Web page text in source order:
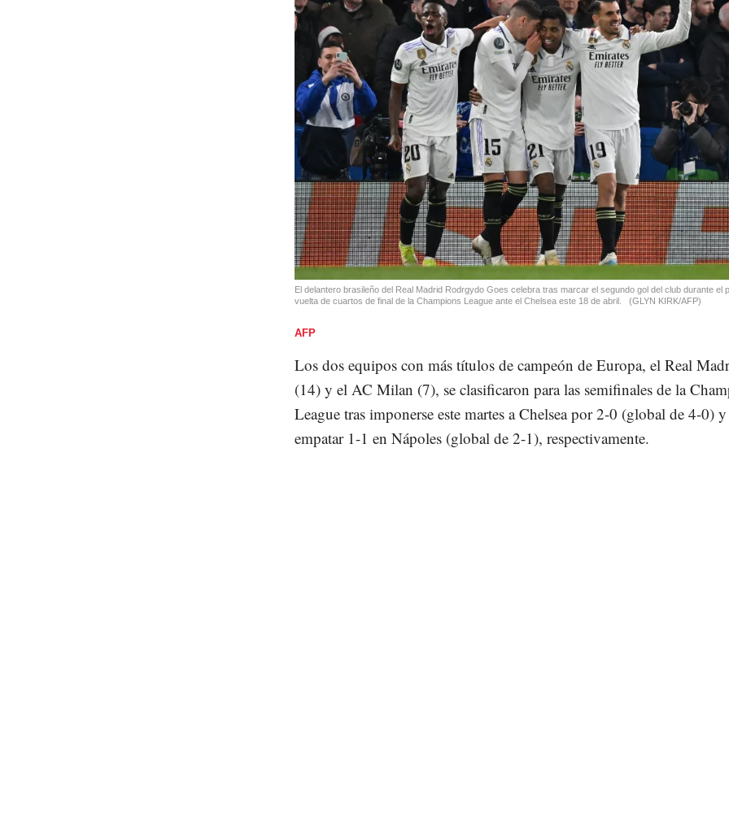
El delantero brasileño del Real Madrid Rodrgydo Goes celebra tras marcar el segundo gol del club durante el
vuelta de cuartos de final de la Champions League ante el Chelsea este 18 de abril.
(GLYN KIRK/AFP)
AFP
Los dos equipos con más títulos de campeón de Europa, el Real
(14) y el AC Milan (7), se clasificaron para las semifinales de la
League tras imponerse este martes a Chelsea por 2-0 (global de 4-0) y
empatar 1-1 en Nápoles (global de 2-1), respectivamente.